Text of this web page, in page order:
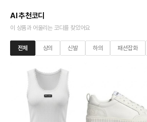
AI 추천코디
이 상품과 어울리는 코디를 찾았어요
전체 상의 신발 하의 패션잡화